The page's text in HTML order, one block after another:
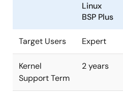
Linux
BSP Plus
Target Users Expert
Kernel
Support Term
2 years